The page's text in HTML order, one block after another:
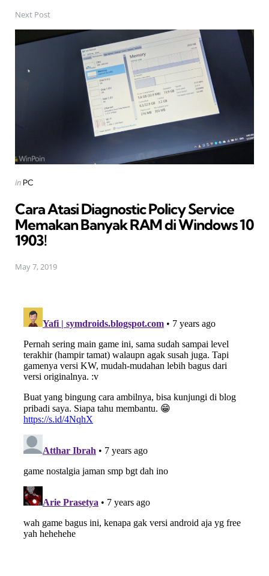
Next Post
Posted
in PC
Cara Atasi Diagnostic Policy Service
Memakan Banyak RAM di Windows 10
1903!
May 7, 2019